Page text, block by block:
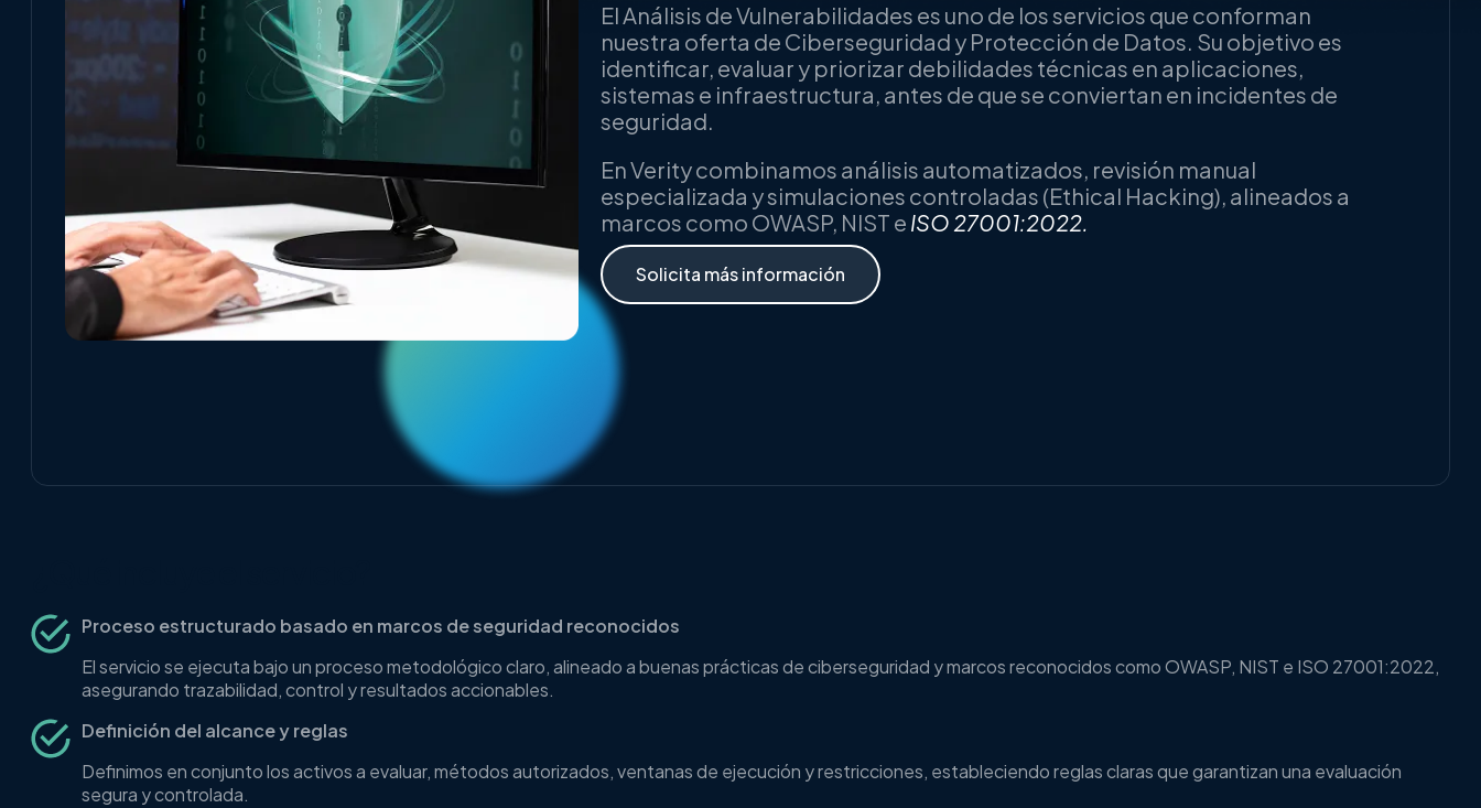
El Análisis de Vulnerabilidades es uno de los servicios que conforman
nuestra oferta de Ciberseguridad y Protección de Datos. Su objetivo es
identificar, evaluar y priorizar debilidades técnicas en aplicaciones,
sistemas e infraestructura, antes de que se conviertan en incidentes de
seguridad.
En Verity combinamos análisis automatizados, revisión manual
especializada y simulaciones controladas (Ethical Hacking), alineados a
marcos como OWASP, NIST e ISO 27001:2022.
Solicita más información
Proceso estructurado basado en marcos de seguridad reconocidos
El servicio se ejecuta bajo un proceso metodológico claro, alineado a buenas prácticas de ciberseguridad y marcos reconocidos como OWASP, NIST e ISO 27001:2022,
asegurando trazabilidad, control y resultados accionables.
Definición del alcance y reglas
Definimos en conjunto los activos a evaluar, métodos autorizados, ventanas de ejecución y restricciones, estableciendo reglas claras que garantizan una evaluación
segura y controlada.